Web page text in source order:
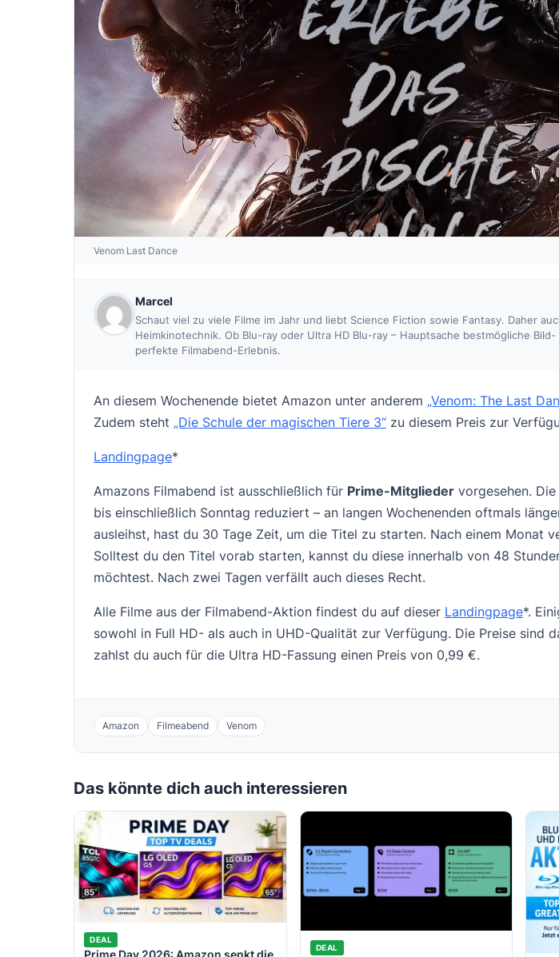
Venom Last Dance
Marcel
Schaut viel zu viele Filme im Jahr und liebt Science Fiction sowie Fantasy. Daher
Heimkinotechnik. Ob Blu-ray oder Ultra HD Blu-ray – Hauptsache bestmögliche
perfekte Filmabend-Erlebnis.
An diesem Wochenende bietet Amazon unter anderem „Venom: The Last
Zudem steht „Die Schule der magischen Tiere 3“ zu diesem Preis zur
Landingpage*
Amazons Filmabend ist ausschließlich für Prime-Mitglieder vorgesehen.
bis einschließlich Sonntag reduziert – an langen Wochenenden oftmals
ausleihst, hast du 30 Tage Zeit, um die Titel zu starten. Nach einem Monat
Solltest du den Titel vorab starten, kannst du diese innerhalb von 48
möchtest. Nach zwei Tagen verfällt auch dieses Recht.
Alle Filme aus der Filmabend-Aktion findest du auf dieser Landingpage*.
sowohl in Full HD- als auch in UHD-Qualität zur Verfügung. Die Preise sind
zahlst du auch für die Ultra HD-Fassung einen Preis von 0,99 €.
Amazon Filmeabend Venom
Das könnte dich auch interessieren
DEAL
DEAL